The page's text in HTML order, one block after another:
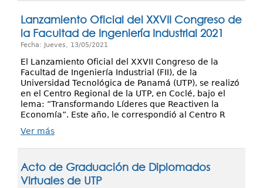
Lanzamiento Oficial del XXVII Congreso de
la Facultad de Ingeniería Industrial 2021
Fecha: Jueves, 13/05/2021
El Lanzamiento Oficial del XXVII Congreso de la
Facultad de Ingeniería Industrial (FII), de la
Universidad Tecnológica de Panamá (UTP), se realizó
en el Centro Regional de la UTP, en Coclé, bajo el
lema: “Transformando Líderes que Reactiven la
Economía”. Este año, le correspondió al Centro R
Ver más
Acto de Graduación de Diplomados
Virtuales de UTP